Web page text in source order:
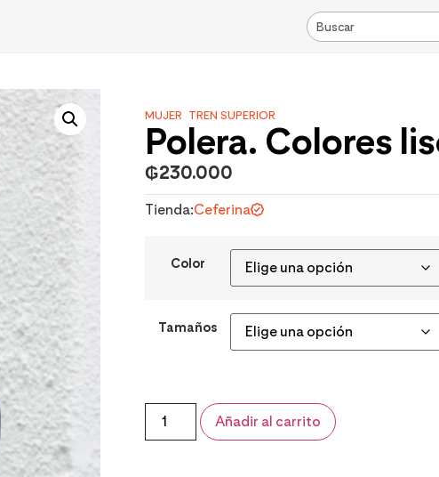
MUJER TREN SUPERIOR
Polera. Colores
₲230.000
Tienda:Ceferina
Color
Tamaños
Añadir al carrito